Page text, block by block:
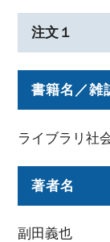
注文１
書籍名／雑
ライブラリ
著者名
副田義也